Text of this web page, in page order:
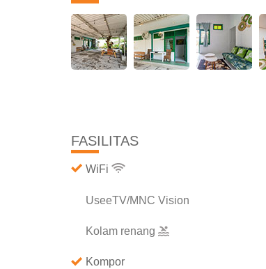
FASILITAS
WiFi
UseeTV/MNC Vision
Kolam renang
Kompor